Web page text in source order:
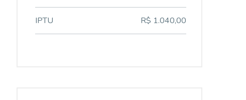
IPTU R$ 1.040,00